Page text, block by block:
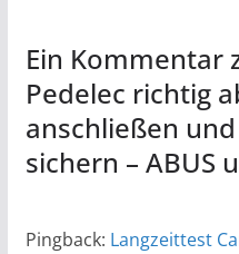
Ein Kommentar
Pedelec richtig
anschließen
sichern – ABUS
Pingback: Langzeittest